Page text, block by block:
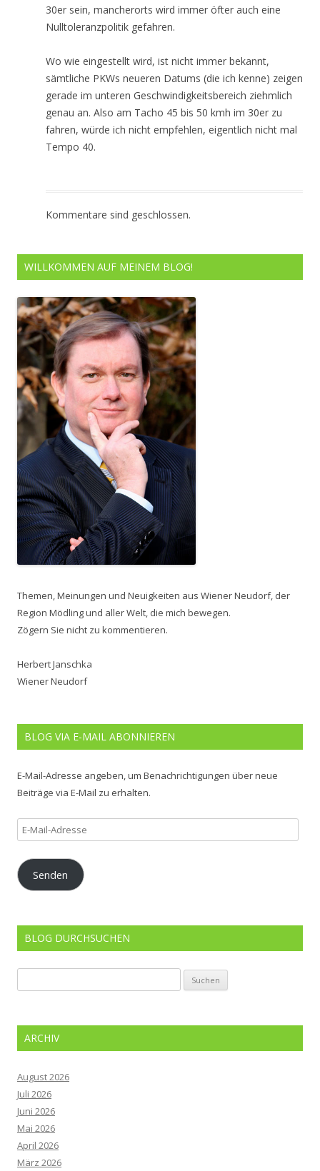
30er sein, mancherorts wird immer öfter auch eine
Nulltoleranzpolitik gefahren.
Wo wie eingestellt wird, ist nicht immer bekannt,
sämtliche PKWs neueren Datums (die ich kenne) zeigen
gerade im unteren Geschwindigkeitsbereich ziehmlich
genau an. Also am Tacho 45 bis 50 kmh im 30er zu
fahren, würde ich nicht empfehlen, eigentlich nicht mal
Tempo 40.
Kommentare sind geschlossen.
WILLKOMMEN AUF MEINEM BLOG!
Themen, Meinungen und Neuigkeiten aus Wiener Neudorf, der
Region Mödling und aller Welt, die mich bewegen.
Zögern Sie nicht zu kommentieren.
Herbert Janschka
Wiener Neudorf
BLOG VIA E-MAIL ABONNIEREN
E-Mail-Adresse angeben, um Benachrichtigungen über neue
Beiträge via E-Mail zu erhalten.
E-
Mail-
Adresse
Senden
BLOG DURCHSUCHEN
nach:
ARCHIV
August 2026
Juli 2026
Juni 2026
Mai 2026
April 2026
März 2026